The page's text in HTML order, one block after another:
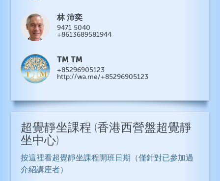
林 沛奕
9471 5040
+8613689581944
TM TM
+85296905123
http://wa.me/+85296905123
超覺靜坐課程 (香港西營盤超覺靜
坐中心)
按這裡看超覺靜坐課程開班日期（僅針對已參加過
介紹講座者）